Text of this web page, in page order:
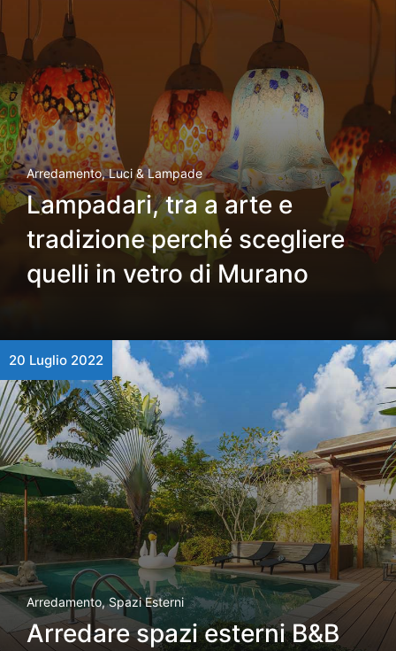
Arredamento,Luci & Lampade
Lampadari, tra a arte e
tradizione perché scegliere
quelli in vetro di Murano
20 Luglio 2022
Arredamento,Spazi Esterni
Arredare spazi esterni B&B